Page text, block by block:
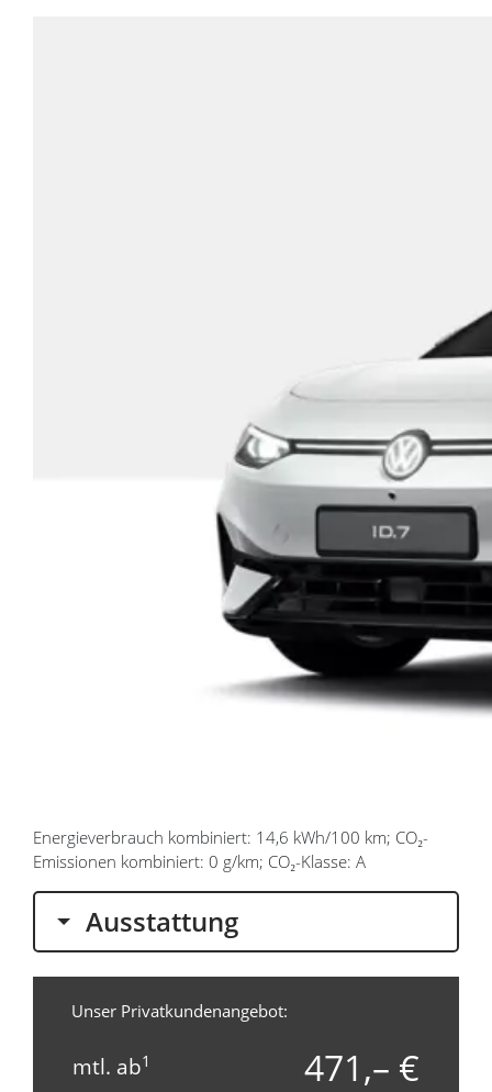
Energieverbrauch kombiniert: 14,6 kWh/100 km; CO₂-
Emissionen kombiniert: 0 g/km; CO₂-Klasse: A
Ausstattung
Unser Privatkundenangebot:
mtl. ab1 471,– €